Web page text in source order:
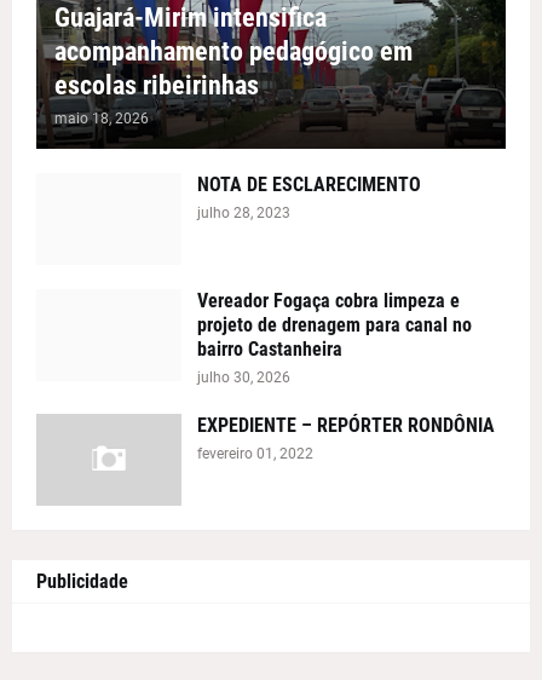
Guajará-Mirim intensifica
acompanhamento pedagógico em
escolas ribeirinhas
maio 18, 2026
NOTA DE ESCLARECIMENTO
julho 28, 2023
Vereador Fogaça cobra limpeza e
projeto de drenagem para canal no
bairro Castanheira
julho 30, 2026
EXPEDIENTE – REPÓRTER RONDÔNIA
fevereiro 01, 2022
Publicidade